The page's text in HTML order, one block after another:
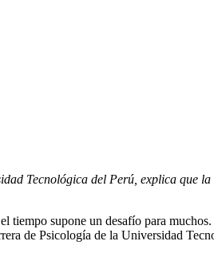
Tecnológica del Perú, explica que
tiempo supone un desafío para
de Psicología de la Universidad